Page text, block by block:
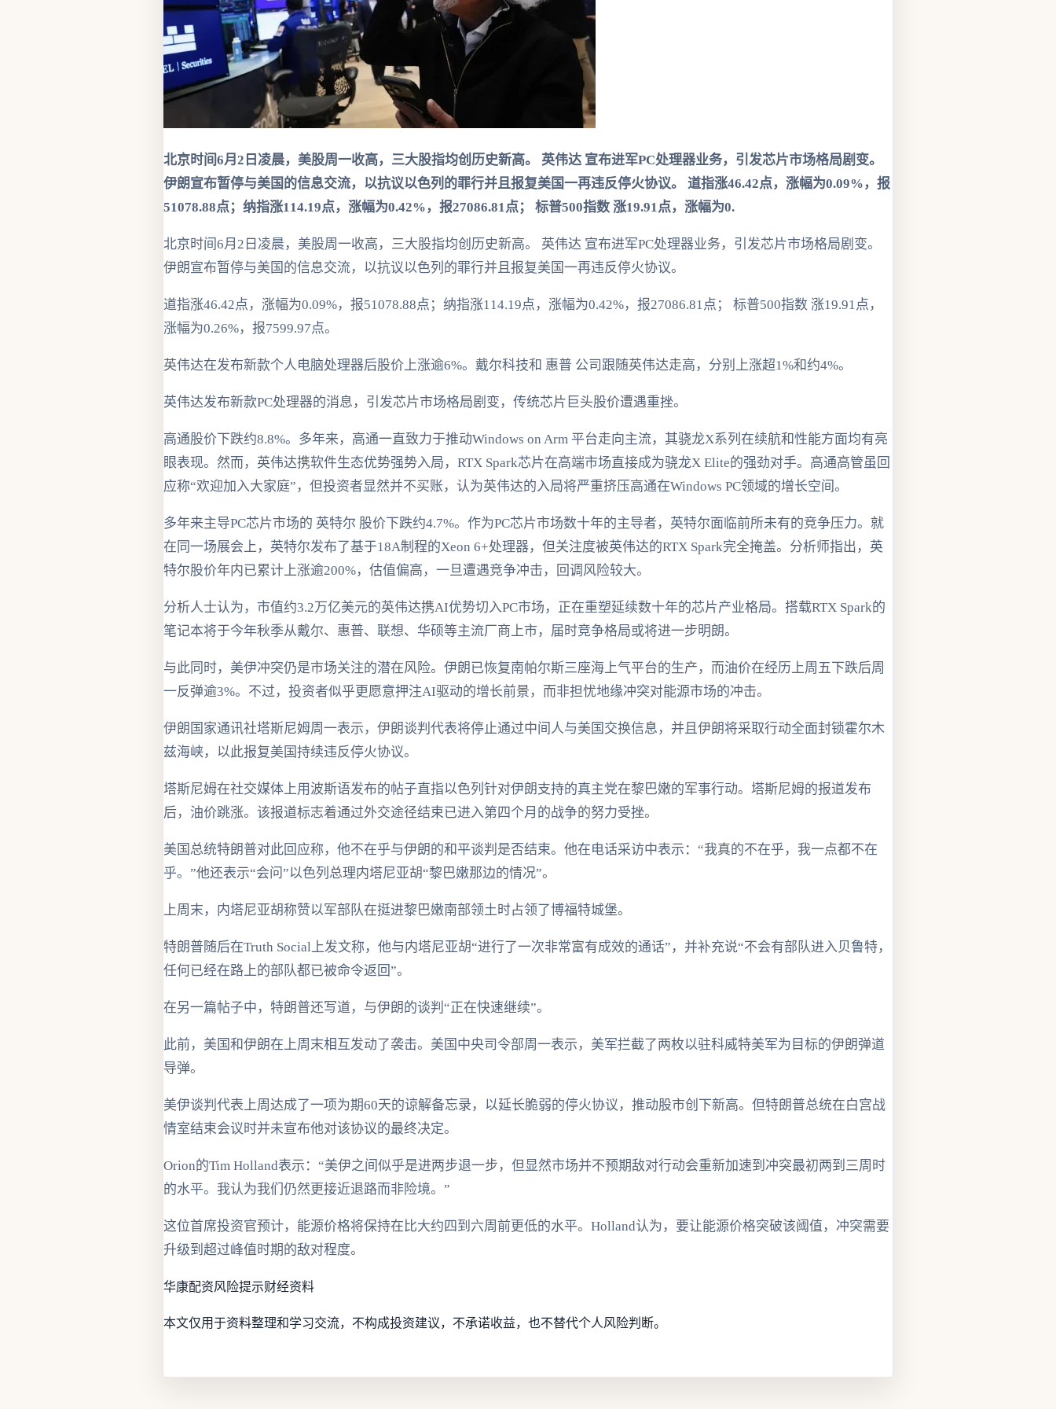
北京时间6月2日凌晨，美股周一收高，三大股指均创历史新高。 英伟达 宣布进军PC处理器业务，引发芯片市场格局剧变。
伊朗宣布暂停与美国的信息交流，以抗议以色列的罪行并且报复美国一再违反停火协议。 道指涨46.42点，涨幅为0.09%，报
51078.88点；纳指涨114.19点，涨幅为0.42%，报27086.81点； 标普500指数 涨19.91点，涨幅为0.
北京时间6月2日凌晨，美股周一收高，三大股指均创历史新高。 英伟达 宣布进军PC处理器业务，引发芯片市场格局剧变。
伊朗宣布暂停与美国的信息交流，以抗议以色列的罪行并且报复美国一再违反停火协议。
道指涨46.42点，涨幅为0.09%，报51078.88点；纳指涨114.19点，涨幅为0.42%，报27086.81点； 标普500指数 涨19.91点，
涨幅为0.26%，报7599.97点。
英伟达在发布新款个人电脑处理器后股价上涨逾6%。戴尔科技和 惠普 公司跟随英伟达走高，分别上涨超1%和约4%。
英伟达发布新款PC处理器的消息，引发芯片市场格局剧变，传统芯片巨头股价遭遇重挫。
高通股价下跌约8.8%。多年来，高通一直致力于推动Windows on Arm 平台走向主流，其骁龙X系列在续航和性能方面均有亮
眼表现。然而，英伟达携软件生态优势强势入局，RTX Spark芯片在高端市场直接成为骁龙X Elite的强劲对手。高通高管虽回
应称“欢迎加入大家庭”，但投资者显然并不买账，认为英伟达的入局将严重挤压高通在Windows PC领域的增长空间。
多年来主导PC芯片市场的 英特尔 股价下跌约4.7%。作为PC芯片市场数十年的主导者，英特尔面临前所未有的竞争压力。就
在同一场展会上，英特尔发布了基于18A制程的Xeon 6+处理器，但关注度被英伟达的RTX Spark完全掩盖。分析师指出，英
特尔股价年内已累计上涨逾200%，估值偏高，一旦遭遇竞争冲击，回调风险较大。
分析人士认为，市值约3.2万亿美元的英伟达携AI优势切入PC市场，正在重塑延续数十年的芯片产业格局。搭载RTX Spark的
笔记本将于今年秋季从戴尔、惠普、联想、华硕等主流厂商上市，届时竞争格局或将进一步明朗。
与此同时，美伊冲突仍是市场关注的潜在风险。伊朗已恢复南帕尔斯三座海上气平台的生产，而油价在经历上周五下跌后周
一反弹逾3%。不过，投资者似乎更愿意押注AI驱动的增长前景，而非担忧地缘冲突对能源市场的冲击。
伊朗国家通讯社塔斯尼姆周一表示，伊朗谈判代表将停止通过中间人与美国交换信息，并且伊朗将采取行动全面封锁霍尔木
兹海峡，以此报复美国持续违反停火协议。
塔斯尼姆在社交媒体上用波斯语发布的帖子直指以色列针对伊朗支持的真主党在黎巴嫩的军事行动。塔斯尼姆的报道发布
后，油价跳涨。该报道标志着通过外交途径结束已进入第四个月的战争的努力受挫。
美国总统特朗普对此回应称，他不在乎与伊朗的和平谈判是否结束。他在电话采访中表示：“我真的不在乎，我一点都不在
乎。”他还表示“会问”以色列总理内塔尼亚胡“黎巴嫩那边的情况”。
上周末，内塔尼亚胡称赞以军部队在挺进黎巴嫩南部领土时占领了博福特城堡。
特朗普随后在Truth Social上发文称，他与内塔尼亚胡“进行了一次非常富有成效的通话”，并补充说“不会有部队进入贝鲁特，
任何已经在路上的部队都已被命令返回”。
在另一篇帖子中，特朗普还写道，与伊朗的谈判“正在快速继续”。
此前，美国和伊朗在上周末相互发动了袭击。美国中央司令部周一表示，美军拦截了两枚以驻科威特美军为目标的伊朗弹道
导弹。
美伊谈判代表上周达成了一项为期60天的谅解备忘录，以延长脆弱的停火协议，推动股市创下新高。但特朗普总统在白宫战
情室结束会议时并未宣布他对该协议的最终决定。
Orion的Tim Holland表示：“美伊之间似乎是进两步退一步，但显然市场并不预期敌对行动会重新加速到冲突最初两到三周时
的水平。我认为我们仍然更接近退路而非险境。”
这位首席投资官预计，能源价格将保持在比大约四到六周前更低的水平。Holland认为，要让能源价格突破该阈值，冲突需要
升级到超过峰值时期的敌对程度。
华康配资风险提示财经资料
本文仅用于资料整理和学习交流，不构成投资建议，不承诺收益，也不替代个人风险判断。